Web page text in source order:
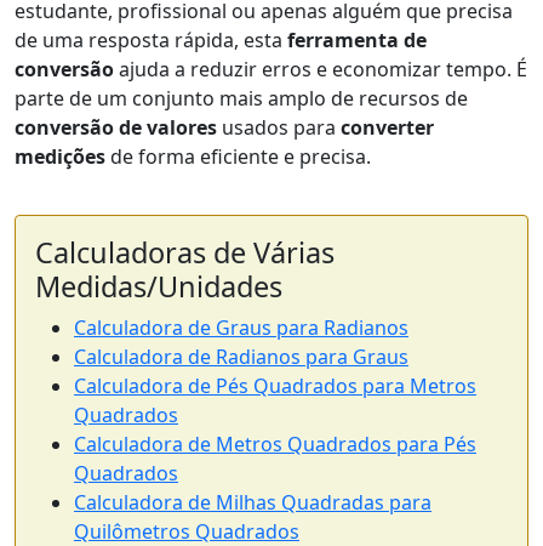
estudante, profissional ou apenas alguém que precisa
de uma resposta rápida, esta ferramenta de
conversãoajuda a reduzir erros e economizar tempo. É
parte de um conjunto mais amplo de recursos de
conversão de valores usados para converter
mediçõesde forma eficiente e precisa.
Calculadoras de Várias
Medidas/Unidades
Calculadora de Graus para Radianos
Calculadora de Radianos para Graus
Calculadora de Pés Quadrados para Metros
Quadrados
Calculadora de Metros Quadrados para Pés
Quadrados
Calculadora de Milhas Quadradas para
Quilômetros Quadrados